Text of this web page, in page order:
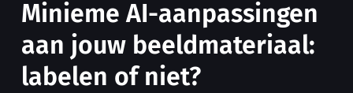
Minieme AI-aanpassingen
aan jouw beeldmateriaal:
labelen of niet?